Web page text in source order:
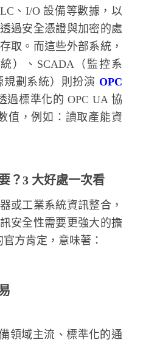
、I/O 設備等數據，以
過安全憑證與加密的處
取。而這些外部系統，
）、SCADA（監控系
規劃系統）則扮演 OPC
過標準化的 OPC UA 協
值，例如：讀取產能資
？3 大好處一次看
或工業系統資訊整合，
安全性需要更強大的擔
方肯定，意味著：
領域主流、標準化的通